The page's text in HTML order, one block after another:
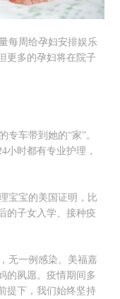
每周给孕妇安排娱乐
更多的孕妇将在院子
车带到她的“家”。
小时都有专业护理，
宝宝的美国证明，比
的子女入学、接种疫
无一例感染。美福嘉
的夙愿。疫情期间多
提下，我们始终坚持